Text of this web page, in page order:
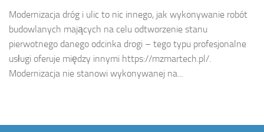
Modernizacja dróg i ulic to nic innego, jak wykonywanie robót
budowlanych mających na celu odtworzenie stanu
pierwotnego danego odcinka drogi – tego typu profesjonalne
usługi oferuje między innymi https://mzmartech.pl/.
Modernizacja nie stanowi wykonywanej na...